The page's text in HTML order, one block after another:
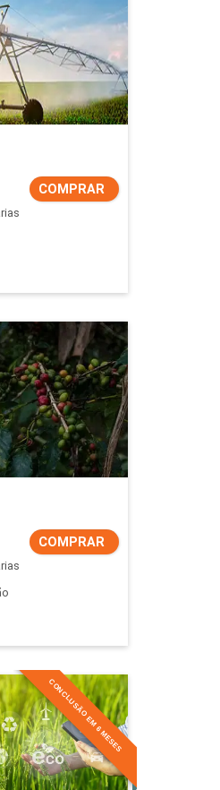
COMPRAR
do curso
Comprar Agora
COMPRAR
Cafeicultura
do curso
Comprar Agora
CONCLUSÃO EM 6 MESES
em
de Precisão
do curso